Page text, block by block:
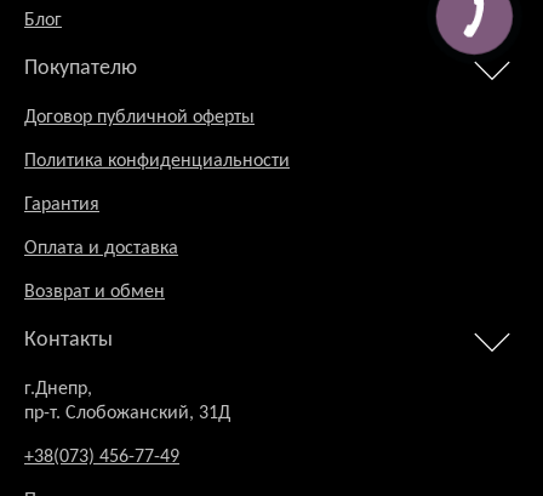
Блог
Покупателю
Договор публичной оферты
Политика конфиденциальности
Гарантия
Оплата и доставка
Возврат и обмен
Контакты
г.Днепр,
пр-т. Слобожанский, 31Д
+38(073) 456-77-49